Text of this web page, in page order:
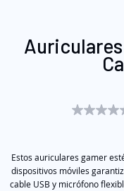
al
imágenes
No
page
link.
Estos auriculares gamer
dispositivos móviles
cable USB y micrófono